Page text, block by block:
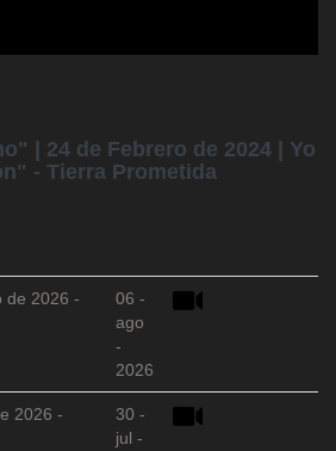
| 24 de Febrero de 2024 | Yo
- Tierra Prometida
de 2026 -
06 -
ago
-
2026
2026 -
30 -
jul -